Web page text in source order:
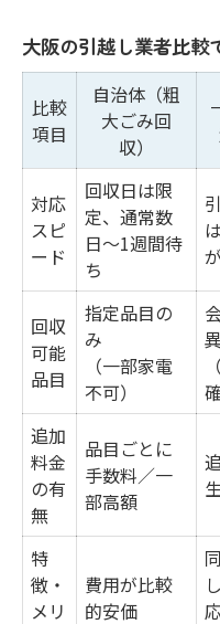
不用品回収も叶え
引越し業者と
わせ例
不用品回収付
介
ハヤノ引越サ
引越し業者で
理由
引越し業者選
容
引越し業者活用
引越し業者利
秘訣
不用品回収を
制
大阪の引越し業者比較
比較
項目
自治体（粗
大ごみ回
収）
対応
スピ
ード
回収日は限
定、通常数
日～1週間待
ち
回収
可能
品目
指定品目の
み
（一部家電
不可）
追加
料金
の有
無
品目ごとに
手数料／一
部高額
特
徴・
メリ
費用が比較
的安価